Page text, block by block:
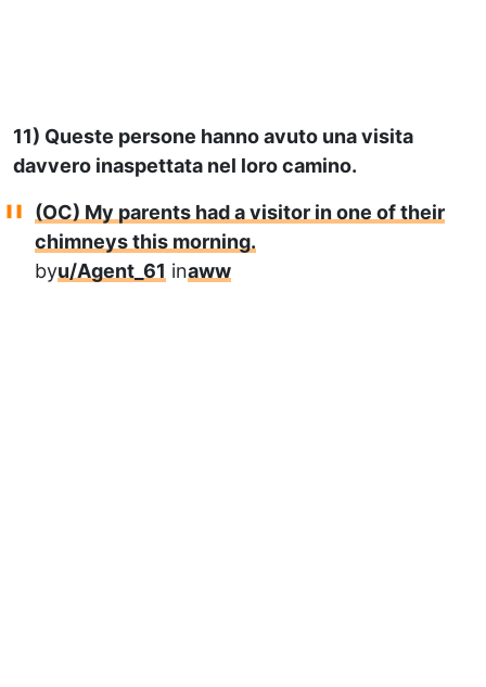
11) Queste persone hanno avuto una visita
davvero inaspettata nel loro camino.
(OC) My parents had a visitor in one of their
chimneys this morning.
byu/Agent_61 inaww